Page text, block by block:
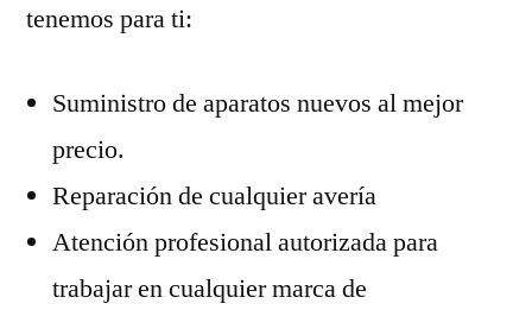
tenemos para ti:
Suministro de aparatos nuevos al mejor
precio.
Reparación de cualquier avería
Atención profesional autorizada para
trabajar en cualquier marca de